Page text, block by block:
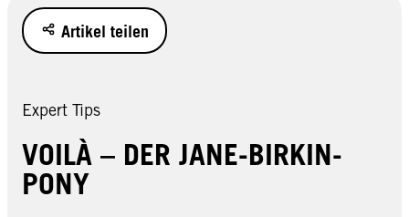
Artikel teilen
Expert Tips
VOILÀ – DER JANE-BIRKIN-
PONY